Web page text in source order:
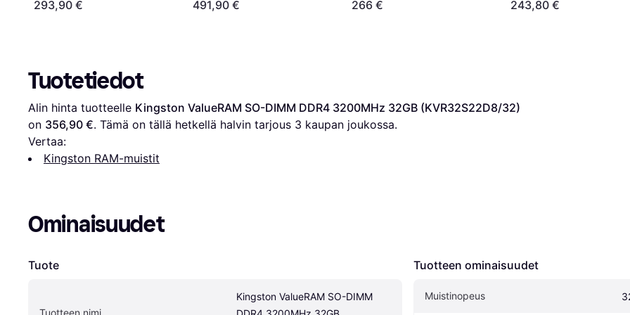
293,90 € 491,90 € 266 € 243,80 €
Tuotetiedot
Alin hinta tuotteelle Kingston ValueRAM SO-DIMM DDR4 3200MHz 32GB (KVR32S22D8/32)
on 356,90 €. Tämä on tällä hetkellä halvin tarjous 3 kaupan joukossa.
Vertaa:
Kingston RAM-muistit
Ominaisuudet
Tuote
Tuotteen nimi
Kingston ValueRAM SO-DIMM
Tuotteen ominaisuudet
Muistinopeus